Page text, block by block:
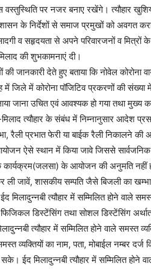
वस्तुस्थिति पर नजर बनाए रखेंगे। त्यौहार
के निर्देशों से समाज प्रमुखों को अवगत
व सहृदयता से अपने परिवारजनों व मित्रों
की शुभकामनाएं दी।
की जानकारी देते हुए बताया कि नोवेल
जिले में कोरोना पॉजिटिव प्रकरणों की संख्या
उचित एवं आवश्यक हो गया तथा मुख्य
त्यौहार के संबंध में निम्नानुसार आदेश
रैली प्रभात फेरी या बाईक रैली निकालने की
ऐसे स्थान में किया जावे जिससे सार्वजनिक
कार्यक्रम(जलसा) के आयोजन की अनुमति नहीं
ली जावें, शासकीय सम्पति जैसे बिजली का
त्यौहार में सम्मिलित होने वाले
डिस्टेंसिंग तथा सोशल डिस्टेंसिंग
त्यौहार में सम्मिलित होने वाले समस्त
व्यक्तियों का नाम, पता, मोबाईल नम्बर दर्ज
ईद मिलादुन्नबी त्यौहार में सम्मिलित होने